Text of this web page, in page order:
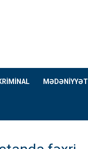
MƏDƏNİYYƏT